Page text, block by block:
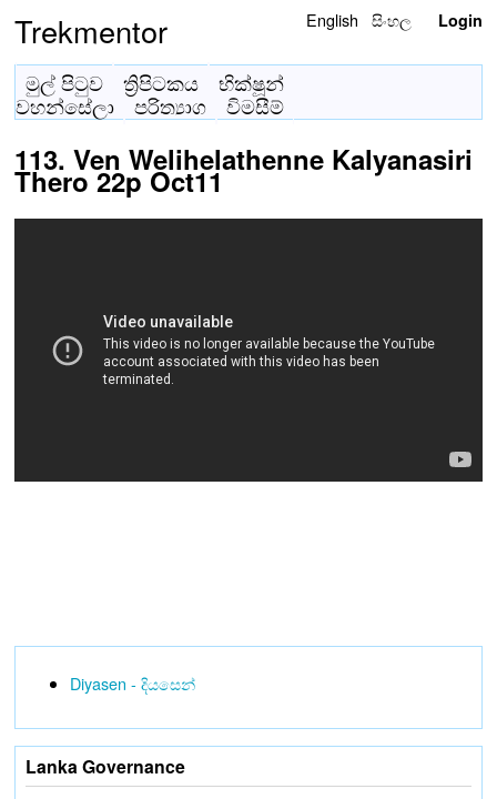
Trekmentor English සිංහල Login
මුල් පිටුව ත්‍රිපිටකය
භික්ෂූන්
වහන්සේලා
පරිත්‍යාග විමසීම්
113. Ven Welihelathenne Kalyanasiri
Thero 22p Oct11
Diyasen - දියසෙන්
Lanka Governance